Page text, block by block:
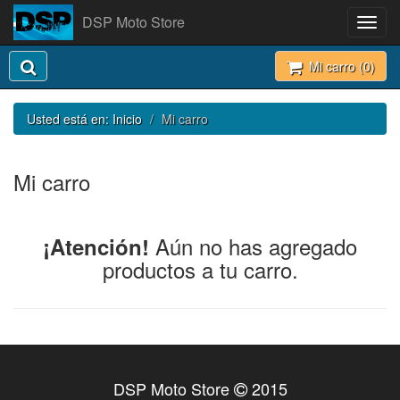
DSP Moto Store
Mi carro (0)
Usted está en: Inicio Mi carro
Mi carro
¡Atención! Aún no has agregado
productos a tu carro.
DSP Moto Store 2015